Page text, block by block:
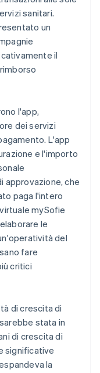
sanitari.
un
il
l'app,
dei servizi
L'app
e l'importo
approvazione, che
paga l'intero
mySofie
le
del
fare
critici
di crescita di
stata in
di crescita di
significative
la